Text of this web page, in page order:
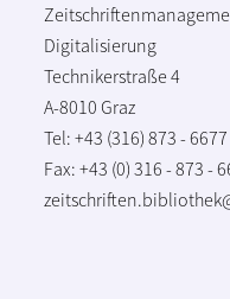
Digitalisierung
Technikerstraße 4
A-8010 Graz
Tel: +43 (316) 873 - 6677
Fax: +43 (0) 316 - 873 -